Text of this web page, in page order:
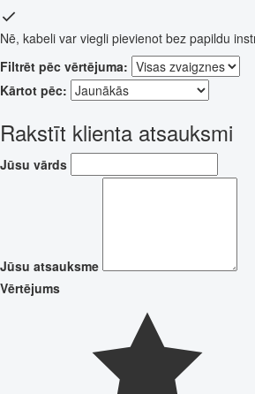
Nē, kabeli var viegli pievienot bez papildu
Filtrēt pēc vērtējuma:
Kārtot pēc:
Rakstīt klienta atsauksmi
Jūsu vārds
Jūsu atsauksme
Vērtējums